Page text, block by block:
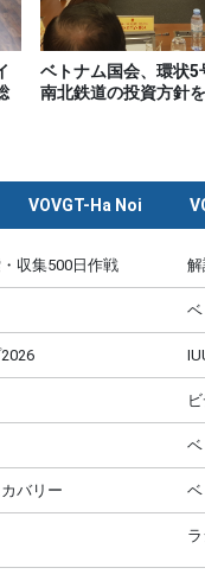
ベトナム国会、環状5
南北鉄道の投資方針
VOVGT-Ha Noi
収集500日作戦
ベ
バリー